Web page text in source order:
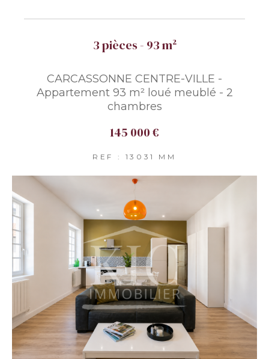
3 pièces - 93 m²
CARCASSONNE CENTRE-VILLE -
Appartement 93 m² loué meublé - 2
chambres
145 000 €
REF : 13031 MM